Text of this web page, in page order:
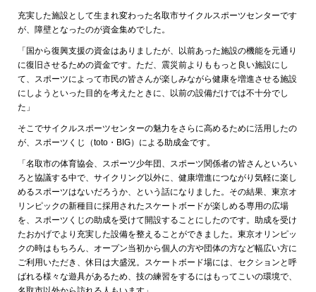
充実した施設として生まれ変わった名取市サイクルスポーツセンターです
が、障壁となったのが資金集めでした。
「国から復興支援の資金はありましたが、以前あった施設の機能を元通り
に復旧させるための資金です。ただ、震災前よりももっと良い施設にし
て、スポーツによって市民の皆さんが楽しみながら健康を増進させる施設
にしようといった目的を考えたときに、以前の設備だけでは不十分でし
た」
そこでサイクルスポーツセンターの魅力をさらに高めるために活用したの
が、スポーツくじ（toto・BIG）による助成金です。
「名取市の体育協会、スポーツ少年団、スポーツ関係者の皆さんといろい
ろと協議する中で、サイクリング以外に、健康増進につながり気軽に楽し
めるスポーツはないだろうか、という話になりました。その結果、東京オ
リンピックの新種目に採用されたスケートボードが楽しめる専用の広場
を、スポーツくじの助成を受けて開設することにしたのです。助成を受け
たおかげでより充実した設備を整えることができました。東京オリンピッ
クの時はもちろん、オープン当初から個人の方や団体の方など幅広い方に
ご利用いただき、休日は大盛況。スケートボード場には、セクションと呼
ばれる様々な遊具があるため、技の練習をするにはもってこいの環境で、